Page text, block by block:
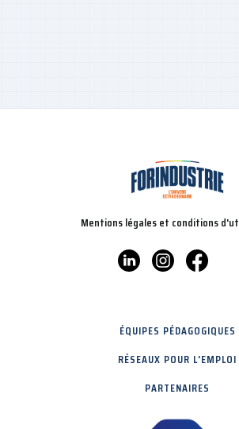
Mentions légales et conditions
ÉQUIPES PÉDAGOGIQUES
RÉSEAUX POUR L'EMPLOI
PARTENAIRES